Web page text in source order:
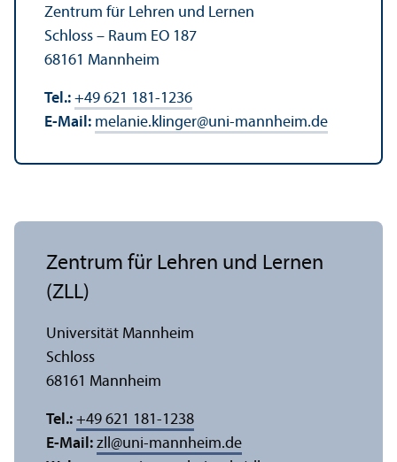
Zentrum für Lehren und Lernen
Schloss – Raum EO 187
68161 Mannheim
Tel.: +49 621 181-1236
E-Mail: melanie.klinger@uni-mannheim.de
Zentrum für Lehren und Lernen
(ZLL)
Universität Mannheim
Schloss
68161 Mannheim
Tel.: +49 621 181-1238
E-Mail: zll@uni-mannheim.de